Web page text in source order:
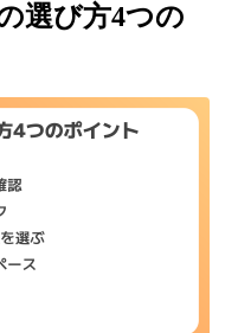
選び方4つの